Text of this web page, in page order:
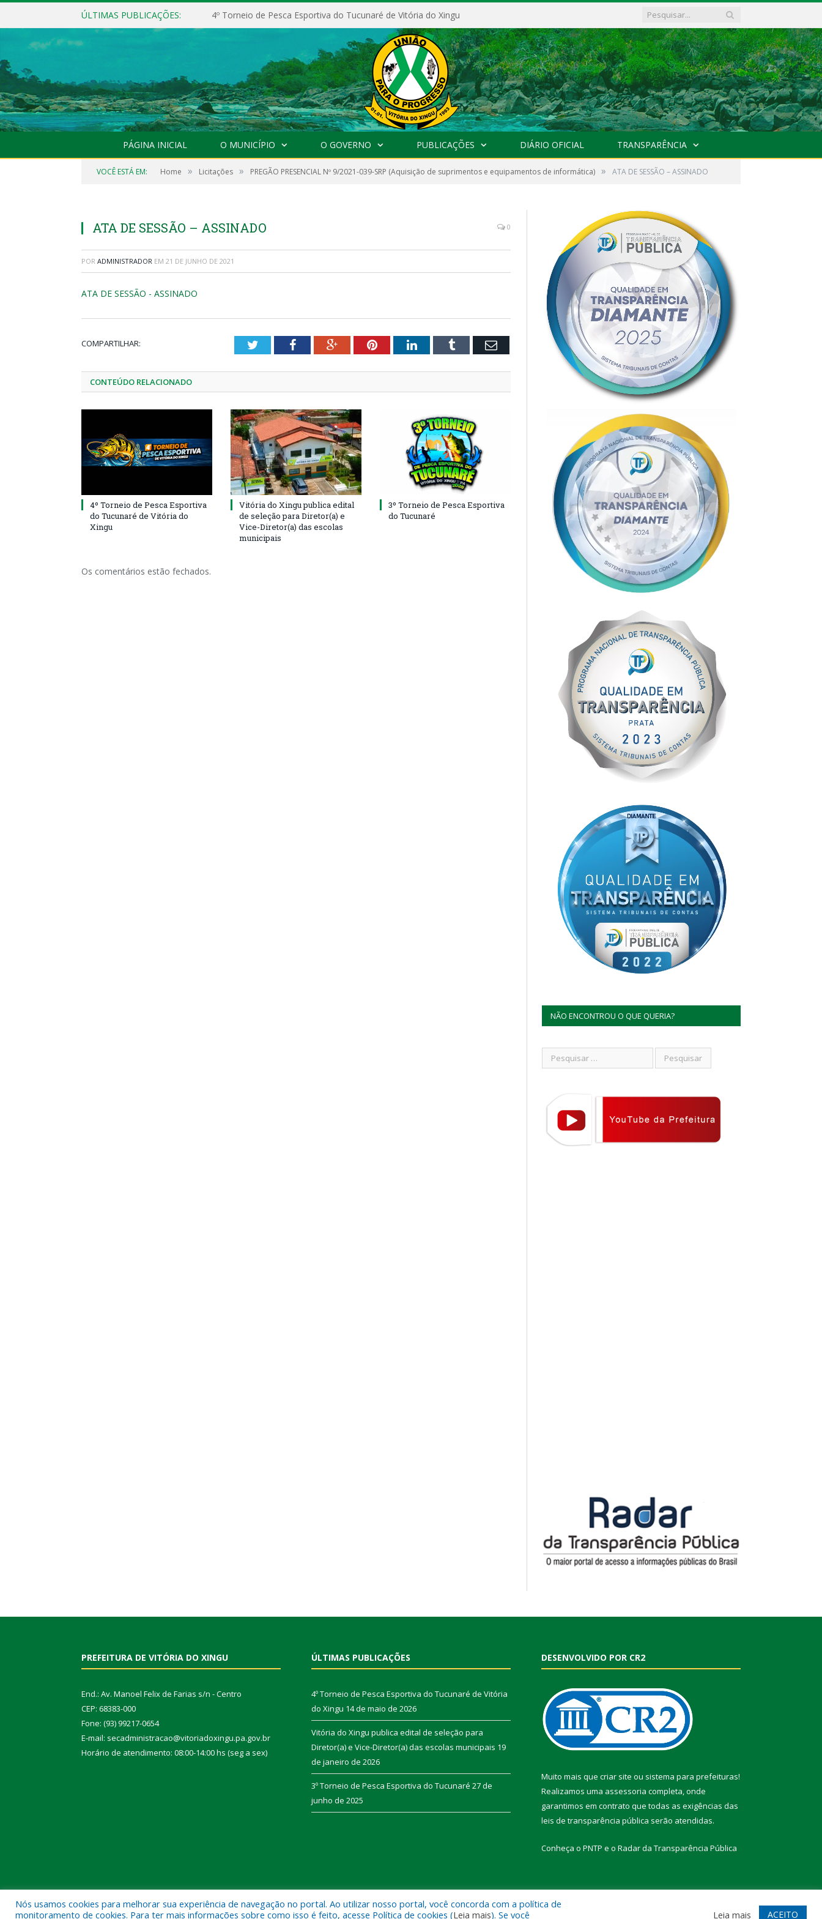
ÚLTIMAS PUBLICAÇÕES: 4º Torneio de Pesca Esportiva do Tucunaré de Vitória do Xingu
PÁGINA INICIAL O MUNICÍPIO O GOVERNO PUBLICAÇÕES DIÁRIO OFICIAL TRANSPARÊNCIA
VOCÊ ESTÁ EM: Home » Licitações » PREGÃO PRESENCIAL Nº 9/2021-039-SRP (Aquisição de suprimentos e equipamentos de informática) » ATA DE SESSÃO – ASSINADO
ATA DE SESSÃO – ASSINADO 0
POR ADMINISTRADOR EM 21 DE JUNHO DE 2021
ATA DE SESSÃO - ASSINADO
COMPARTILHAR: TwitterFacebookGoogle+PinterestLinkedInTumblr Email
CONTEÚDO RELACIONADO
4º Torneio de Pesca Esportiva
do Tucunaré de Vitória do
Xingu
Vitória do Xingu publica edital
de seleção para Diretor(a) e
Vice-Diretor(a) das escolas
municipais
3º Torneio de Pesca Esportiva
do Tucunaré
Os comentários estão fechados.
NÃO ENCONTROU O QUE QUERIA?
PREFEITURA DE VITÓRIA DO XINGU
End.: Av. Manoel Felix de Farias s/n - Centro
CEP: 68383-000
Fone: (93) 99217-0654
E-mail: secadministracao@vitoriadoxingu.pa.gov.br
Horário de atendimento: 08:00-14:00 hs (seg a sex)
ÚLTIMAS PUBLICAÇÕES
4º Torneio de Pesca Esportiva do Tucunaré de Vitória
do Xingu 14 de maio de 2026
Vitória do Xingu publica edital de seleção para
Diretor(a) e Vice-Diretor(a) das escolas municipais 19
de janeiro de 2026
3º Torneio de Pesca Esportiva do Tucunaré 27 de
junho de 2025
DESENVOLVIDO POR CR2
Muito mais que criar site ou sistema para prefeituras!
Realizamos uma assessoria completa, onde
garantimos em contrato que todas as exigências das
leis de transparência pública serão atendidas.
Conheça o PNTP e o Radar da Transparência Pública
Todos os direitos reservados a Prefeitura Municipal de Vitória do Xingu. Mapa do Site Acessar Webmail
Nós usamos cookies para melhorar sua experiência de navegação no portal. Ao utilizar nosso portal, você concorda com a política de
monitoramento de cookies. Para ter mais informações sobre como isso é feito, acesse Política de cookies (Leia mais). Se você Leia mais ACEITO